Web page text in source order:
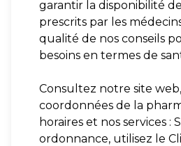
garantir la disponibilité
prescrits par les
qualité de nos conseils
besoins en termes de
Consultez notre site
coordonnées de la
horaires et nos services :
ordonnance, utilisez le